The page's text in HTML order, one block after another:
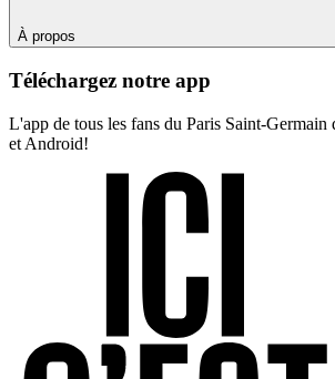
À propos
Téléchargez notre app
L'app de tous les fans du Paris Saint-
et Android!